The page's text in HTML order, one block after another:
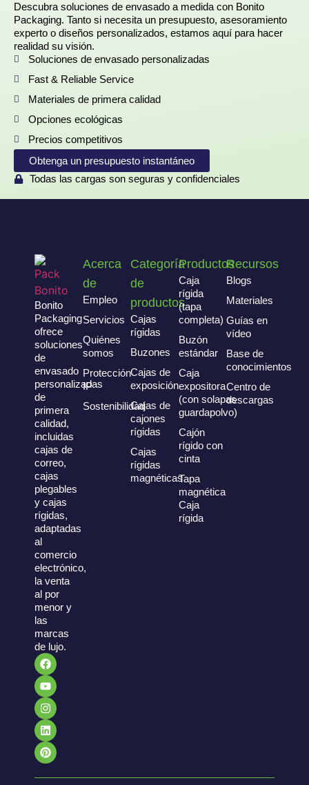
Descubra soluciones de envasado a medida con Bonito
Packaging. Tanto si necesita un presupuesto, asesoramiento
experto o diseños personalizados, estamos aquí para hacer
realidad su visión.
Soluciones de envasado personalizadas
Fast & Reliable Service
Materiales de primera calidad
Opciones ecológicas
Precios competitivos
Obtenga un presupuesto instantáneo
Todas las cargas son seguras y confidenciales
Bonito
Packaging
ofrece
soluciones
de
envasado
personalizadas
de
primera
calidad,
incluidas
cajas de
correo,
cajas
plegables
y cajas
rígidas,
adaptadas
al
comercio
electrónico,
la venta
al por
menor y
las
marcas
de lujo.
Acerca
de
Empleo
Servicios
Quiénes
somos
Protección
IP
Sostenibilidad
Categoría
de
productos
Cajas
rígidas
Buzones
Cajas de
exposición
Cajas de
cajones
rígidas
Cajas
rígidas
magnéticas
Productos
Caja
rígida
(tapa
completa)
Buzón
estándar
Caja
expositora
(con solapas
guardapolvo)
Cajón
rígido con
cinta
Tapa
magnética
Caja
rígida
Recursos
Blogs
Materiales
Guías en
vídeo
Base de
conocimientos
Centro de
descargas